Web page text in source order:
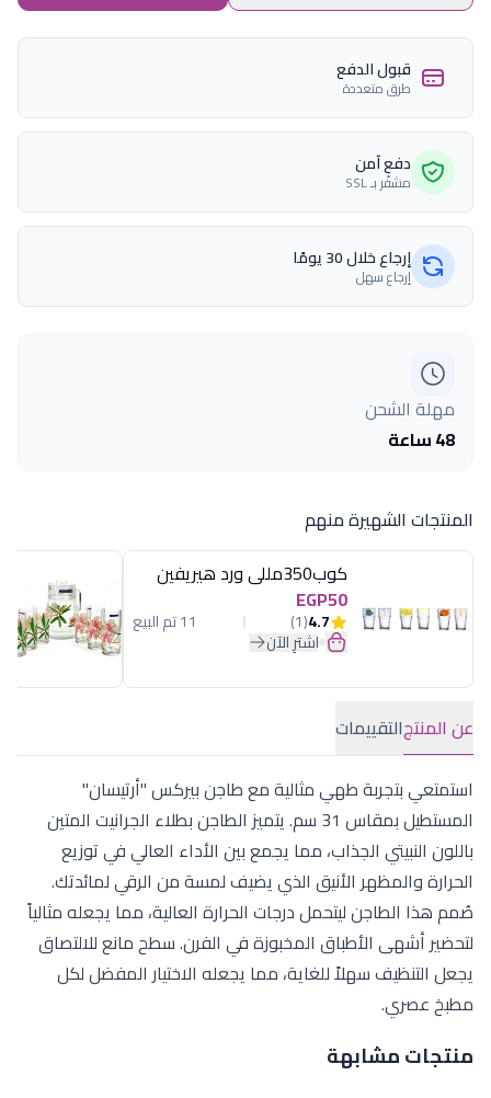
قبول الدفع
طرق متعددة
دفع آمن
مشفّر بـ SSL
إرجاع خلال 30 يومًا
إرجاع سهل
مهلة الشحن
48 ساعة
المنتجات الشهيرة منهم
كوب350مللى ورد هيريفين
EGP50
4.7
(1) 11 تم البيع
اشترِ الآن
عن المنتجالتقييمات
استمتعي بتجربة طهي مثالية مع طاجن بيركس "أرتيسان"
المستطيل بمقاس 31 سم. يتميز الطاجن بطلاء الجرانيت المتين
باللون النبيتي الجذاب، مما يجمع بين الأداء العالي في توزيع
الحرارة والمظهر الأنيق الذي يضيف لمسة من الرقي لمائدتك.
صُمم هذا الطاجن ليتحمل درجات الحرارة العالية، مما يجعله مثالياً
لتحضير أشهى الأطباق المخبوزة في الفرن. سطح مانع للالتصاق
يجعل التنظيف سهلاً للغاية، مما يجعله الاختيار المفضل لكل
مطبخ عصري.
منتجات مشابهة